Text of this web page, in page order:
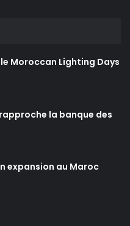
Moroccan Lighting Days
rapproche la banque des
expansion au Maroc